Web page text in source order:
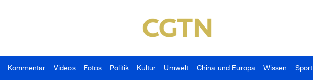
Kommentar Videos Fotos Politik Kultur Umwelt China und Europa Wissen Sport